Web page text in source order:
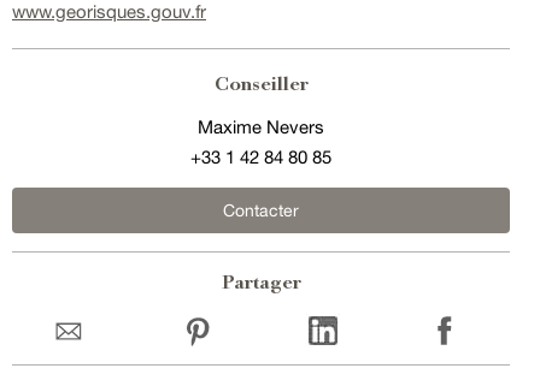
www.georisques.gouv.fr
Conseiller
Maxime Nevers
+33 1 42 84 80 85
Contacter
Partager